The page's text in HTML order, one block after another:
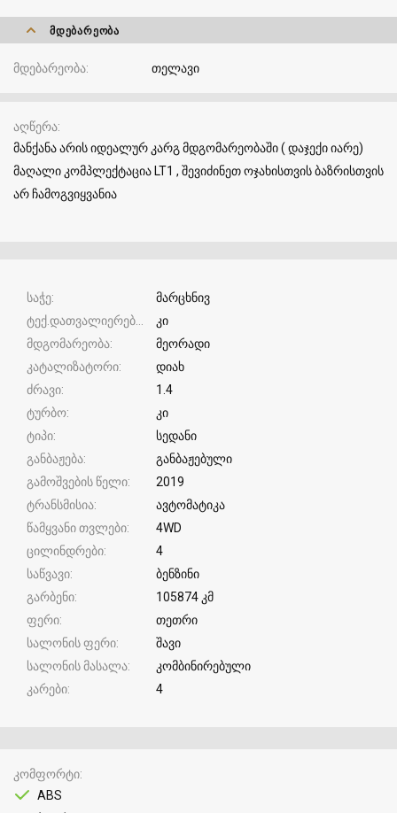
ᲛᲓᲔᲑᲐᲠᲔᲝᲑᲐ
მდებარეობა თელავი
აღწერა
მანქანა არის იდეალურ კარგ მდგომარეობაში ( დაჯექი იარე)
მაღალი კომპლექტაცია LT1 , შევიძინეთ ოჯახისთვის ბაზრისთვის
არ ჩამოგვიყვანია
საჭე
მარცხნივ
კი
მდგომარეობა
მეორადი
კატალიზატორი
დიახ
ძრავი
1.4
ტურბო
კი
ტიპი
სედანი
განბაჟება
განბაჟებული
გამოშვების წელი
2019
ტრანსმისია
ავტომატიკა
წამყვანი თვლები
4WD
ცილინდრები
4
საწვავი
ბენზინი
გარბენი
105874 კმ
ფერი
თეთრი
სალონის ფერი
შავი
სალონის მასალა
კომბინირებული
კარები
4
კომფორტი
ABS